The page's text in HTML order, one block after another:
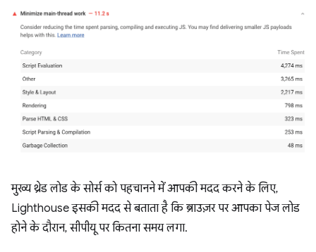
मुख्य थ्रेड लोड के सोर्स को पहचानने में आपकी मदद करने के लिए,
Lighthouse इसकी मदद से बताता है कि ब्राउज़र पर आपका पेज लोड
होने के दौरान, सीपीयू पर कितना समय लगा.